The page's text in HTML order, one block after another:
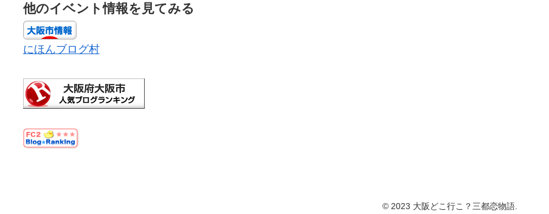
他のイベント情報を見てみる
にほんブログ村
© 2023 大阪どこ行こ？三都恋物語.